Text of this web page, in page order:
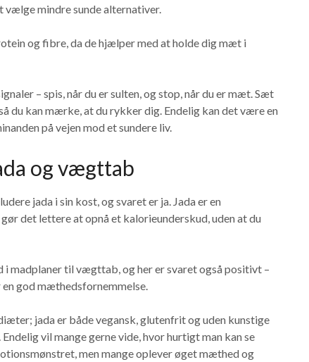
vælge mindre sunde alternativer.
og fibre, da de hjælper med at holde dig mæt i
– spis, når du er sulten, og stop, når du er mæt. Sæt
du kan mærke, at du rykker dig. Endelig kan det være en
på vejen mod et sundere liv.
og vægttab
jada i sin kost, og svaret er ja. Jada er en
det lettere at opnå et kalorieunderskud, uden at du
i madplaner til vægttab, og her er svaret også positivt –
god mæthedsfornemmelse.
jada er både vegansk, glutenfrit og uden kunstige
vil mange gerne vide, hvor hurtigt man kan se
men mange oplever øget mæthed og